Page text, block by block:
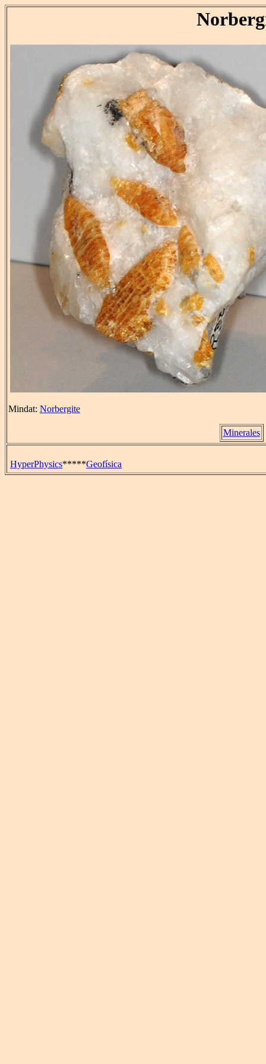
Mindat: Norbergite
Minerales
HyperPhysics*****Geofísica